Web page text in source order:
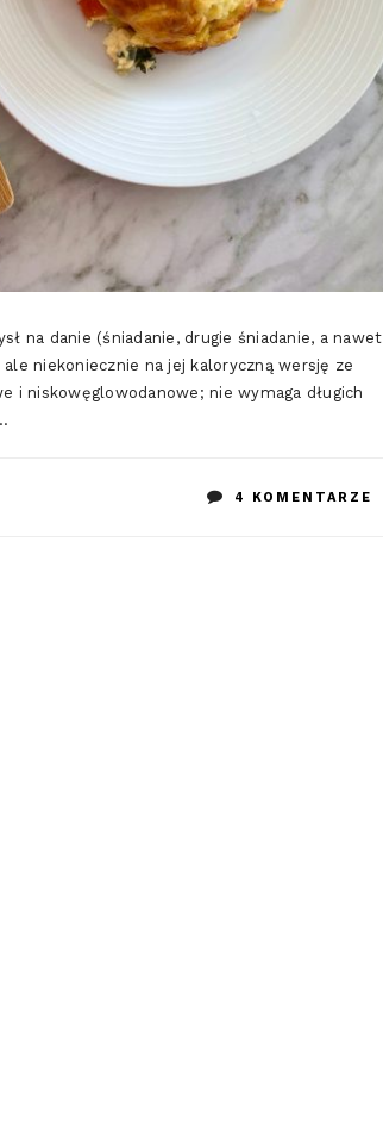
na danie (śniadanie, drugie śniadanie, a nawet
niekoniecznie na jej kaloryczną wersję ze
niskowęglowodanowe; nie wymaga długich
4 KOMENTARZE